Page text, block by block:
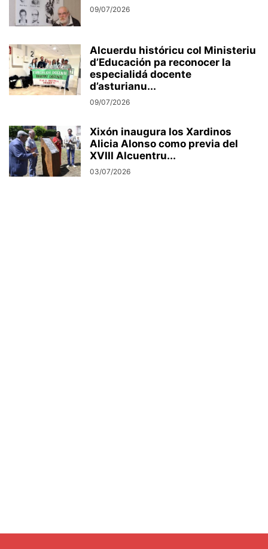
09/07/2026
Alcuerdu históricu col Ministeriu
d’Educación pa reconocer la
especialidá docente
d’asturianu...
09/07/2026
Xixón inaugura los Xardinos
Alicia Alonso como previa del
XVIII Alcuentru...
03/07/2026